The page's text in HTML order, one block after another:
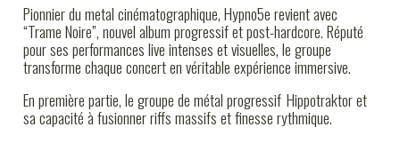
Pionnier du metal cinématographique, Hypno5e revient avec
“Trame Noire”, nouvel album progressif et post-hardcore. Réputé
pour ses performances live intenses et visuelles, le groupe
transforme chaque concert en véritable expérience immersive.
En première partie, le groupe de métal progressif Hippotraktor et
sa capacité à fusionner riffs massifs et finesse rythmique.